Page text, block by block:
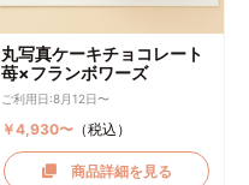
丸写真ケーキチョコレート
苺×フランボワーズ
ご利用日:8月12日〜
￥4,930〜 （税込）
商品詳細を見る